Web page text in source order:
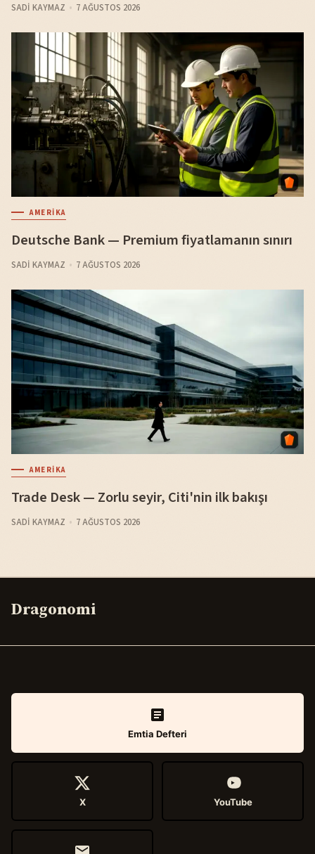
SADI KAYMAZ 7 AĞUSTOS 2026
AMERIKA
Deutsche Bank — Premium fiyatlamanın sınırı
SADI KAYMAZ 7 AĞUSTOS 2026
AMERIKA
Trade Desk — Zorlu seyir, Citi'nin ilk bakışı
SADI KAYMAZ 7 AĞUSTOS 2026
Dragonomi
Emtia Defteri
X YouTube